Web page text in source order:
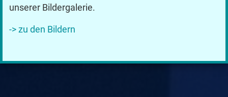
unserer Bildergalerie.
-> zu den Bildern